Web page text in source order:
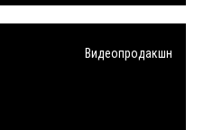
Видеопродакшн